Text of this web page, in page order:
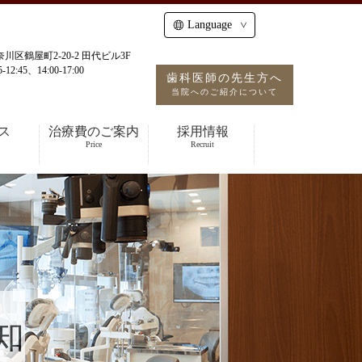
Language
治療費のご案内
Price
採用情報
Recruit
川区鶴屋町2-20-2 田代ビル3F
12:45、14:00-17:00
歯科医師の先生方へ
当院へのご紹介について